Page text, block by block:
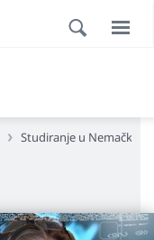
Studiranje u Nemačkoj